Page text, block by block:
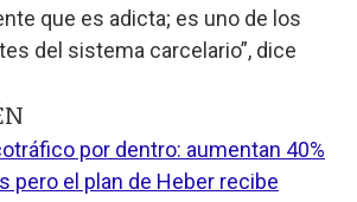
que es adicta; es uno de los
del sistema carcelario”, dice
por dentro: aumentan 40%
pero el plan de Heber recibe